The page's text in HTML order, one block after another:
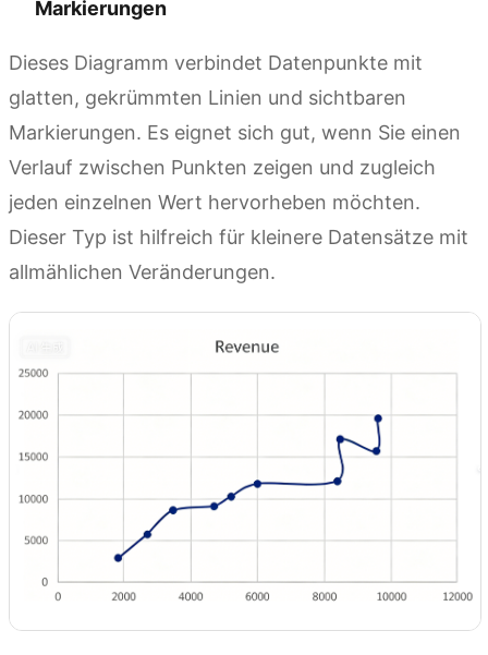
Markierungen
Dieses Diagramm verbindet Datenpunkte mit
glatten, gekrümmten Linien und sichtbaren
Markierungen. Es eignet sich gut, wenn Sie einen
Verlauf zwischen Punkten zeigen und zugleich
jeden einzelnen Wert hervorheben möchten.
Dieser Typ ist hilfreich für kleinere Datensätze mit
allmählichen Veränderungen.